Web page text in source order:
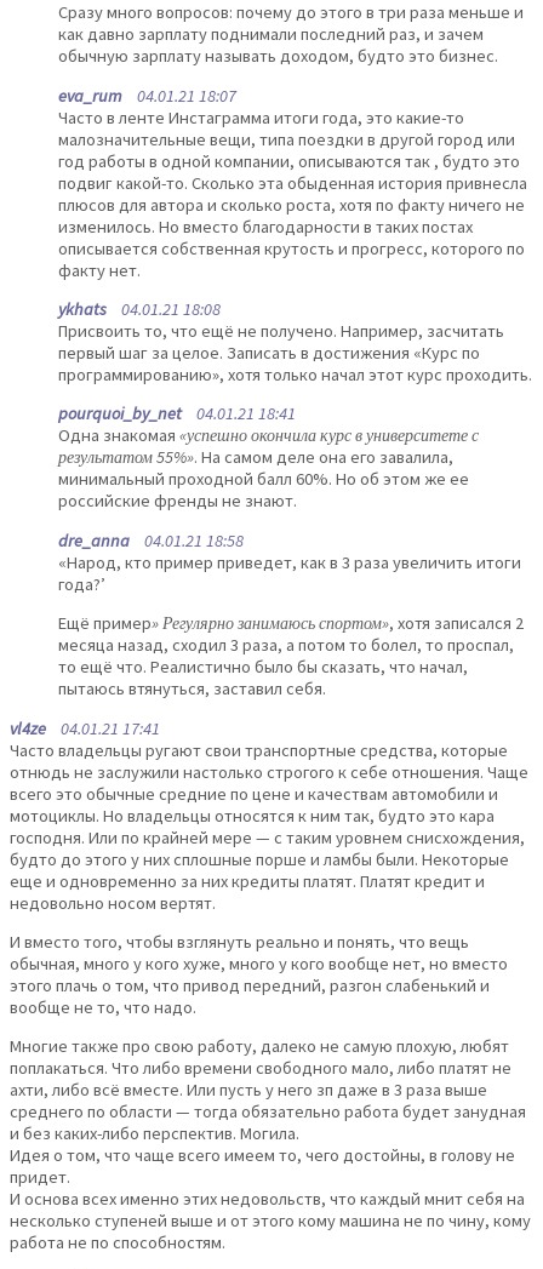
Сразу много вопросов: почему до этого в три раза меньше и
как давно зарплату поднимали последний раз, и зачем
обычную зарплату называть доходом, будто это бизнес.
eva_rum 04.01.21 18:07
Часто в ленте Инстаграмма итоги года, это какие-то
малозначительные вещи, типа поездки в другой город или
год работы в одной компании, описываются так , будто это
подвиг какой-то. Сколько эта обыденная история привнесла
плюсов для автора и сколько роста, хотя по факту ничего не
изменилось. Но вместо благодарности в таких постах
описывается собственная крутость и прогресс, которого по
факту нет.
ykhats 04.01.21 18:08
Присвоить то, что ещё не получено. Например, засчитать
первый шаг за целое. Записать в достижения «Курс по
программированию», хотя только начал этот курс проходить.
pourquoi_by_net04.01.21 18:41
Одна знакомая «успешно окончила курс в университете с
результатом 55%». На самом деле она его завалила,
минимальный проходной балл 60%. Но об этом же ее
российские френды не знают.
dre_anna 04.01.21 18:58
«Народ, кто пример приведет, как в 3 раза увеличить итоги
года?’
Ещё пример» Регулярно занимаюсь спортом», хотя записался 2
месяца назад, сходил 3 раза, а потом то болел, то проспал,
то ещё что. Реалистично было бы сказать, что начал,
пытаюсь втянуться, заставил себя.
vl4ze 04.01.21 17:41
Часто владельцы ругают свои транспортные средства, которые
отнюдь не заслужили настолько строгого к себе отношения. Чаще
всего это обычные средние по цене и качествам автомобили и
мотоциклы. Но владельцы относятся к ним так, будто это кара
господня. Или по крайней мере — с таким уровнем снисхождения,
будто до этого у них сплошные порше и ламбы были. Некоторые
еще и одновременно за них кредиты платят. Платят кредит и
недовольно носом вертят.
И вместо того, чтобы взглянуть реально и понять, что вещь
обычная, много у кого хуже, много у кого вообще нет, но вместо
этого плачь о том, что привод передний, разгон слабенький и
вообще не то, что надо.
Многие также про свою работу, далеко не самую плохую, любят
поплакаться. Что либо времени свободного мало, либо платят не
ахти, либо всё вместе. Или пусть у него зп даже в 3 раза выше
среднего по области — тогда обязательно работа будет занудная
и без каких-либо перспектив. Могила.
Идея о том, что чаще всего имеем то, чего достойны, в голову не
придет.
И основа всех именно этих недовольств, что каждый мнит себя на
несколько ступеней выше и от этого кому машина не по чину, кому
работа не по способностям.